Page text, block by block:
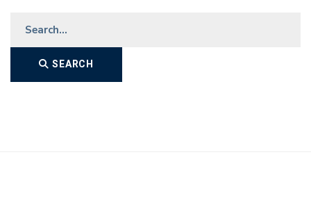
SEARCH